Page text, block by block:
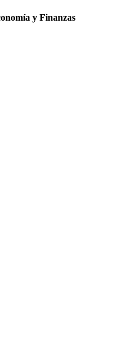
y Finanzas